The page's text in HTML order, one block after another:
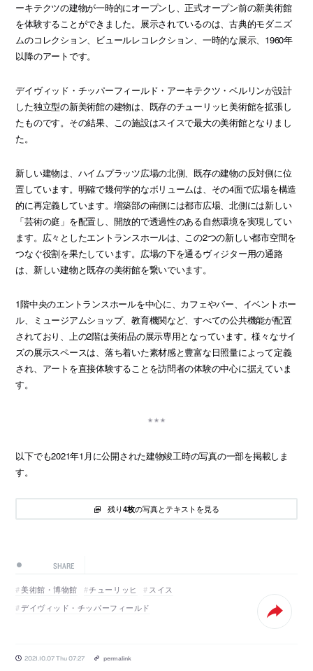
ーキテクツの建物が一時的にオープンし、正式オープン前の新美術館
を体験することができました。展示されているのは、古典的モダニズ
ムのコレクション、ビュールレコレクション、一時的な展示、1960年
以降のアートです。
デイヴィッド・チッパーフィールド・アーキテクツ・ベルリンが設計
した独立型の新美術館の建物は、既存のチューリッヒ美術館を拡張し
たものです。その結果、この施設はスイスで最大の美術館となりまし
た。
新しい建物は、ハイムプラッツ広場の北側、既存の建物の反対側に位
置しています。明確で幾何学的なボリュームは、その4面で広場を構造
的に再定義しています。増築部の南側には都市広場、北側には新しい
「芸術の庭」を配置し、開放的で透過性のある自然環境を実現してい
ます。広々としたエントランスホールは、この2つの新しい都市空間を
つなぐ役割を果たしています。広場の下を通るヴィジター用の通路
は、新しい建物と既存の美術館を繋いでいます。
1階中央のエントランスホールを中心に、カフェやバー、イベントホー
ル、ミュージアムショップ、教育機関など、すべての公共機能が配置
されており、上の2階は美術品の展示専用となっています。様々なサイ
ズの展示スペースは、落ち着いた素材感と豊富な日照量によって定義
され、アートを直接体験することを訪問者の体験の中心に据えていま
す。
以下でも2021年1月に公開された建物竣工時の写真の一部を掲載しま
す。
残り4枚の写真とテキストを見る
SHARE
美術館・博物館 チューリッヒ
スイス
デイヴィッド・チッパーフィールド
2021.10.07 Thu 07:27 permalink